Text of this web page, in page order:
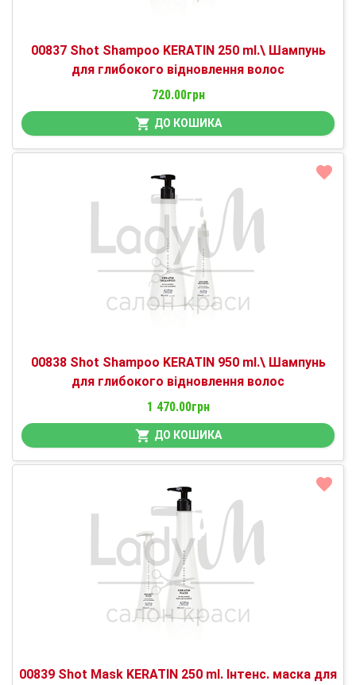
00837 Shot Shampoо KERATIN 250 ml.\ Шампунь
для глибокого відновлення волос
720.00грн
ДО КОШИКА
00838 Shot Shampoо KERATIN 950 ml.\ Шампунь
для глибокого відновлення волос
1 470.00грн
ДО КОШИКА
00839 Shot Mask KERATIN 250 ml. Інтенс. маска для